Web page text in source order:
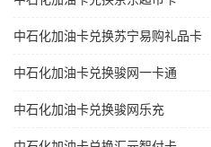
中石化加油卡兑换苏宁易购礼品卡
中石化加油卡兑换骏网一卡通
中石化加油卡兑换骏网乐充